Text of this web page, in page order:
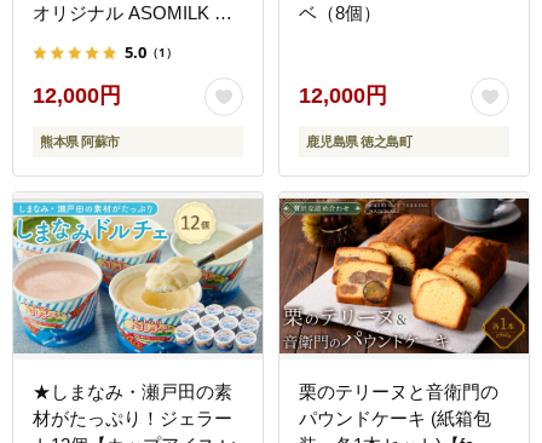
オリジナル ASOMILK の
ムクーヘン スイーツ 人気
限定 阿部牧場 三ツ星 詰
5.0 （1）
12,000円
熊本県 阿蘇市
ベ（8個）
12,000円
鹿児島県 徳之島町
★しまなみ・瀬戸田の素
材がたっぷり！ジェラー
栗のテリーヌと音衛門の
パウンドケーキ (紙箱包